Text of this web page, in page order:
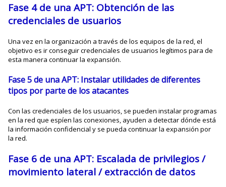
Fase 4 de una APT: Obtención de las
credenciales de usuarios
Una vez en la organización a través de los equipos de la red, el
objetivo es ir conseguir credenciales de usuarios legítimos para de
esta manera continuar la expansión.
Fase 5 de una APT: Instalar utilidades de diferentes
tipos por parte de los atacantes
Con las credenciales de los usuarios, se pueden instalar programas
en la red que espíen las conexiones, ayuden a detectar dónde está
la información confidencial y se pueda continuar la expansión por
la red.
Fase 6 de una APT: Escalada de privilegios /
movimiento lateral / extracción de datos